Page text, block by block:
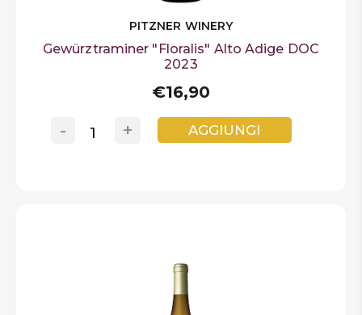
PITZNER WINERY
Gewürztraminer "Floralis" Alto Adige DOC
2023
€16,90
+
- AGGIUNGI